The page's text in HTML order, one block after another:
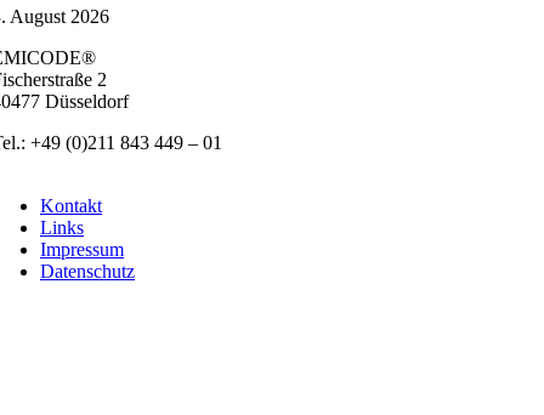
August 2026
2
Düs­sel­dorf
+49 (0)211 843 449 – 01
Kon­takt
Links
Impres­sum
Daten­schutz